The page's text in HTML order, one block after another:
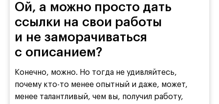
Ой, а можно просто дать
ссылки на свои работы
и не заморачиваться
с описанием?
Конечно, можно. Но тогда не удивляйтесь,
почему кто-то менее опытный и даже, может,
менее талантливый, чем вы, получил работу,